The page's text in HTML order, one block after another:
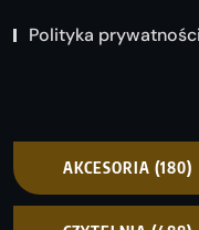
Polityka prywatności
AKCESORIA (180)